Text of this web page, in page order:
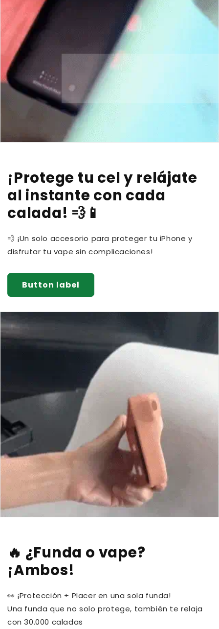
¡Protege tu cel y relájate
al instante con cada
calada! 💨📱
💨 ¡Un solo accesorio para proteger tu iPhone y
disfrutar tu vape sin complicaciones!
Button label
🔥 ¿Funda o vape?
¡Ambos!
👀 ¡Protección + Placer en una sola funda!
Una funda que no solo protege, también te relaja
con 30.000 caladas